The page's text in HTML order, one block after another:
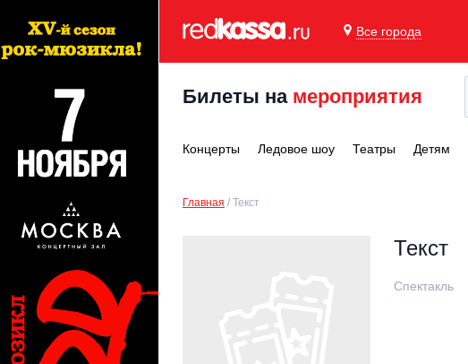
Все города
Билеты на мероприятия
Концерты Ледовое шоу Театры Детям
Главная Текст
Текст
Спектакль